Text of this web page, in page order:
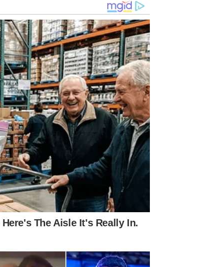
A OPINIÃO NO GRUPO MEIO.
DO ANO MILKY WAY VIA LÁCTEA